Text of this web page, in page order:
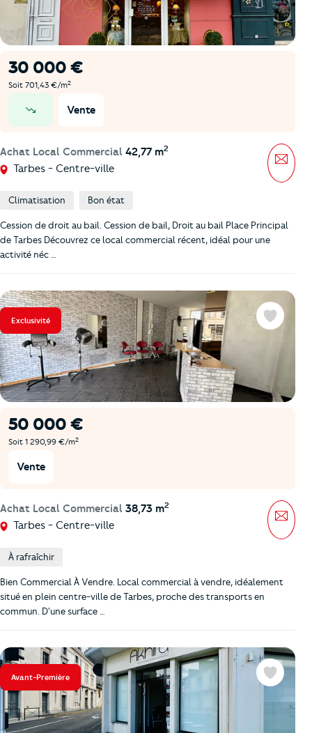
30 000 €
Soit 701,43 €/m2
Vente
Achat Local Commercial 42,77 m2
Tarbes - Centre-ville
Climatisation Bon état
Cession de droit au bail. Cession de bail, Droit au bail Place Principal
de Tarbes Découvrez ce local commercial récent, idéal pour une
activité néc …
Exclusivité
50 000 €
Soit 1 290,99 €/m2
Vente
Achat Local Commercial 38,73 m2
Tarbes - Centre-ville
Favoris
À rafraîchir
Bien Commercial À Vendre. Local commercial à vendre, idéalement
situé en plein centre-ville de Tarbes, proche des transports en
commun. D'une surface …
Avant-Première Favoris